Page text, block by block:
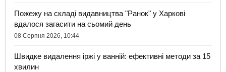
Пожежу на складі видавництва "Ранок" у Харкові
вдалося загасити на сьомий день
08 Серпня 2026, 10:44
Швидке видалення іржі у ванній: ефективні методи за 15
хвилин